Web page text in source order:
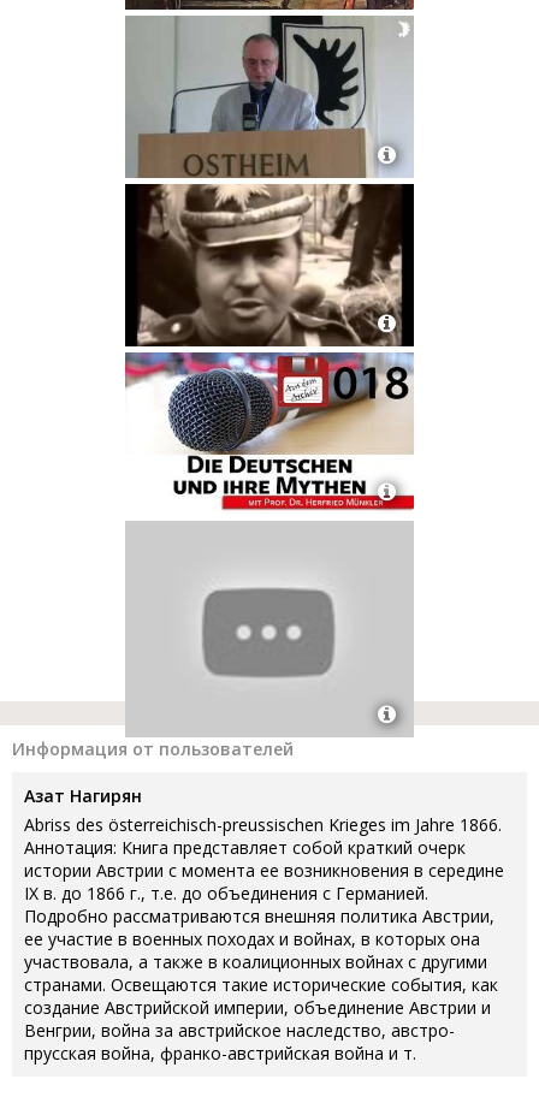
Информация от пользователей
Азат Нагирян
Abriss des österreichisch-preussischen Krieges im Jahre 1866.
Аннотация: Книга представляет собой краткий очерк
истории Австрии с момента ее возникновения в середине
IX в. до 1866 г., т.е. до объединения с Германией.
Подробно рассматриваются внешняя политика Австрии,
ее участие в военных походах и войнах, в которых она
участвовала, а также в коалиционных войнах с другими
странами. Освещаются такие исторические события, как
создание Австрийской империи, объединение Австрии и
Венгрии, война за австрийское наследство, австро-
прусская война, франко-австрийская война и т.